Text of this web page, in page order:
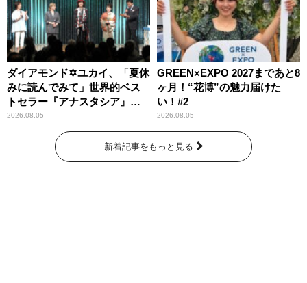
ダイアモンド✡ユカイ、「夏休
みに読んでみて」世界的ベス
トセラー『アナスタシア』を
紹介
2026.08.05
GREEN×EXPO 2027まであと8
ヶ月！“花博”の魅力届けた
い！#2
2026.08.05
新着記事をもっと見る